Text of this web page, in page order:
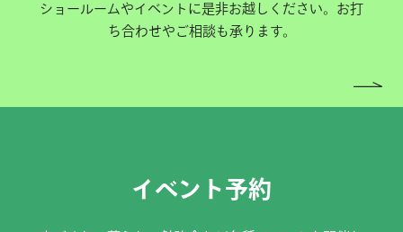
ショールームやイベントに是非お越しください。お打
ち合わせやご相談も承ります。
イベント予約